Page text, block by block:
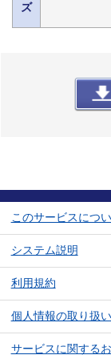
ズ
このサービスにつ
システム説明
利用規約
個人情報の取り扱い
サービスに関する